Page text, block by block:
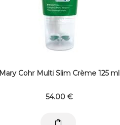
Mary Cohr Multi Slim Crème 125 ml
54.00 €